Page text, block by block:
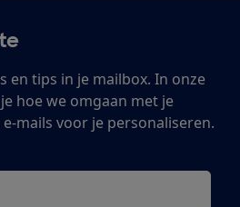
en tips in je mailbox. In onze
hoe we omgaan met je
mails voor je personaliseren.